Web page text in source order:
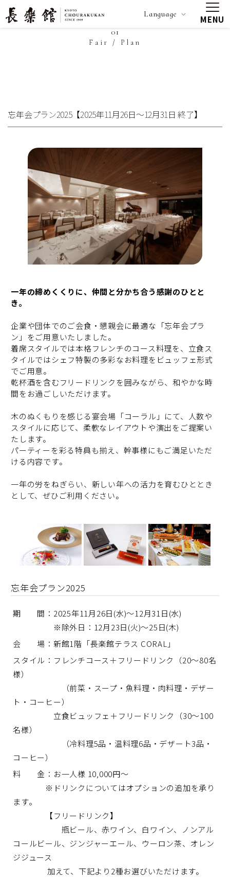
Language MENU
01
Fair / Plan
忘年会プラン2025【2025年11月26日～12月31日 終了】
一年の締めくくりに、仲間と分かち合う感謝のひとと
き。
企業や団体でのご会食・懇親会に最適な「忘年会プラ
ン」をご用意いたしました。
着席スタイルでは本格フレンチのコース料理を、立食ス
タイルではシェフ特製の多彩なお料理をビュッフェ形式
でご用意。
乾杯酒を含むフリードリンクを囲みながら、和やかな時
間をお過ごしいただけます。
木のぬくもりを感じる宴会場「コーラル」にて、人数や
スタイルに応じて、柔軟なレイアウトや演出をご提案い
たします。
パーティーを彩る特典も揃え、幹事様にもご満足いただ
ける内容です。
一年の労をねぎらい、新しい年への活力を育むひととき
として、ぜひご利用ください。
忘年会プラン2025
期 間：2025年11月26日(水)～12月31日(水)
※除外日：12月23日(火)～25日(木)
会 場：新館1階「長楽館テラス CORAL」
スタイル：フレンチコース＋フリードリンク（20～80名
様）
（前菜・スープ・魚料理・肉料理・デザー
ト・コーヒー）
立食ビュッフェ＋フリードリンク（30～100
名様）
（冷料理5品・温料理6品・デザート3品・
コーヒー）
料 金：お一人様 10,000円～
※ドリンクについてはオプションの追加を承り
ます。
【フリードリンク】
瓶ビール、赤ワイン、白ワイン、ノンアル
コールビール、ジンジャーエール、ウーロン茶、オレン
ジジュース
加えて、下記より2種お選びいただけます。